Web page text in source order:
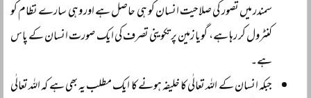
سمندر میں تصور کی صلاحیت انسان کو ہی حاصل ہے اور وہی سارے نظام کو
کنٹرول کر رہا ہے، گویا زمین پر تکوینی تصرف کی ایک صورت انسان کے پاس
ہے۔
جبکہ انسان کے اللہ تعالٰی کا خلیفہ ہونے کا ایک مطلب یہ بھی ہے کہ اللہ تعالٰی